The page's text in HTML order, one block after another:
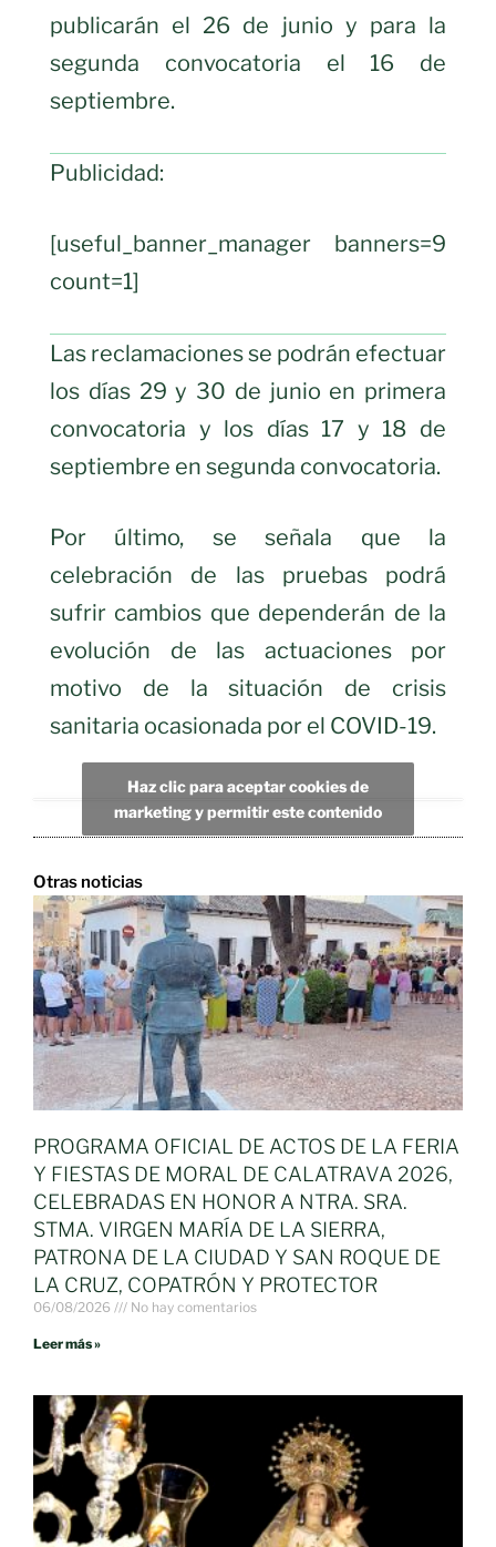
publicarán el 26 de junio y para la
segunda convocatoria el 16 de
septiembre.
Publicidad:
[useful_banner_manager banners=9
count=1]
Las reclamaciones se podrán efectuar
los días 29 y 30 de junio en primera
convocatoria y los días 17 y 18 de
septiembre en segunda convocatoria.
Por último, se señala que la
celebración de las pruebas podrá
sufrir cambios que dependerán de la
evolución de las actuaciones por
motivo de la situación de crisis
sanitaria ocasionada por el COVID-19.
Haz clic para aceptar cookies de
marketing y permitir este contenido
Otras noticias
PROGRAMA OFICIAL DE ACTOS DE LA FERIA
Y FIESTAS DE MORAL DE CALATRAVA 2026,
CELEBRADAS EN HONOR A NTRA. SRA.
STMA. VIRGEN MARÍA DE LA SIERRA,
PATRONA DE LA CIUDAD Y SAN ROQUE DE
LA CRUZ, COPATRÓN Y PROTECTOR
06/08/2026 No hay comentarios
Leer más »